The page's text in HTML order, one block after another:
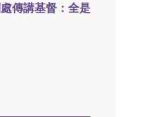
傳講基督：全是